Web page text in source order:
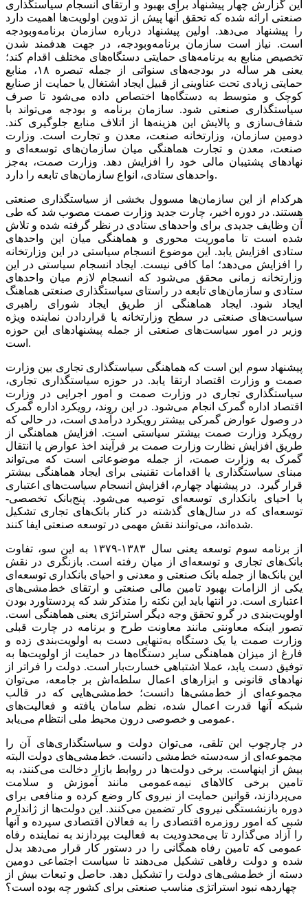
این گزارش چهار پیشنهاد برای بهبود و ارتقای انسجام سیاستگذاری
صنعتی ارائه شده که تحقق آنها پیش از تدوین اولویت‌ها اهمیت دارد
را پیشنهاد می‌دهد. اولین پیشنهاد درباره سازمان برنامه‌وبودجه
است. نیاز است سازمان برنامه‌وبودجه، در جهت هدفمند شدن
تخصیص منابع به برنامه‌های حمایتی دستگاه‌های مختلف اقدام کند؛
یعنی هر ساله در بودجه‌های سنواتی از جمله تبصره ۱۸، منابع
حمایتی زیادی تحت عناوینی از قبیل ایجاد اشتغال یا حمایت از صنایع
کوچک و متوسط به دستگاه‌ها اختصاص داده می‌شود تا صرف
سیاستگذاری صنعتی شود. سازمان برنامه و بودجه می‌تواند با
شفاف‌سازی و پالایش این هزینه‌ها از اتلاف منابع جلوگیری کند.
دومین سازمان، وزارتخانه صنعت، معدن و تجارت است. وزارت
صنعت، معدن و تجارت هماهنگی میان سازمان‌های توسعه‌ای و
نهادهای پشتیبان مالی خود را افزایش دهد. وزارت صمت، به‌جز
واحدهای ستادی، انواع سازمان‌های تابعه را دارد.
هرکدام از این سازمان‌ها مسوول بخشی از سیاستگذاری صنعتی
هستند. در دوره اخیر، چارت جدید وزارت صمت مصوب شد که طی
آن وظایف جدیدی برای واحدهای ستادی در نظر گرفته شده و تلاش
شده است تا ماموریت محوری و هماهنگی میان این واحدهای
ستادی افزایش یابد. این موضوع انسجام سیاستی در این وزارتخانه
را افزایش می‌دهد؛ اما کافی نیست. ایجاد انسجام سیاستی در این
وزارتخانه زمانی محقق می‌شود که انسجام لازم میان واحدهای
ستادی و سازمان‌های تابعه در راستای سیاستگذاری صنعتی هماهنگ
ایجاد شود. ایجاد هماهنگی از طریق ایجاد شورای راهبری
سیاست‌های صنعتی در سطح وزارتخانه یا قراردادن نماینده ویژه
وزیر در امور سیاست‌های صنعتی از جمله پیشنهادهای این حوزه
است.
پیشنهاد سوم این است که هماهنگی سیاستگذاری تجاری بین وزارت
صمت و وزارت اقتصاد ارتقا یابد. در حوزه سیاستگذاری تجاری،
سیاستگذاری تجاری در وزارت صمت و امور اجرایی در وزارت
اقتصاد اداره گمرک انجام می‌شود. در این روند، رویکرد اداره گمرک
در وصول عوارض گمرکی بیشتر رویکرد درآمدی است، در حالی که
رویکرد وزارت صمت بیشتر سیاستی است. افزایش هماهنگی از
طریق افزایش نظارت وزارت صمت بر فرآیند اخذ عوارض یا انتقال
گمرک به وزارت صمت، از جمله موضوعاتی است که می‌تواند
مبنای سیاستگذاری یا اقدامات تقنینی برای ایجاد هماهنگی بیشتر
قرار گیرد. در پیشنهاد چهارم، افزایش انسجام سیاست‌های اعتباری
با احیای بانکداری توسعه‌ای توصیه می‌شود. پنج‌بانک تخصصی-
توسعه‌ای که در سال‌های گذشته در کنار بانک‌های تجاری تشکیل
شده‌اند، می‌توانند نقش مهمی در توسعه صنعتی ایفا کنند.
از برنامه سوم توسعه یعنی سال ۱۳۸۳-۱۳۷۹ به این سو، تفاوت
بانک‌های تجاری و توسعه‌ای از میان رفته است. بازنگری در نقش
این بانک‌ها از جمله بانک صنعتی و معدنی و احیای بانکداری توسعه‌ای
یکی از الزامات بهبود تامین مالی صنعتی و ارتقای خط‌مشی‌های
اعتباری است. در انتها باید این نکته را متذکر شد که پردستاورد بودن
اولویت‌بندی در گرو تحقق وجه دیگر استراتژی یعنی هماهنگی است.
تصور اینکه معاونتی مانند معاونت طرح و برنامه در چارت قبلی
وزارت صمت یا یک دستگاه به‌تنهایی دست به اولویت‌بندی زده و
فارغ از میزان هماهنگی سایر دستگاه‌ها در حمایت از اولویت‌ها به
توفیق دست یابد، عملا اشتباهی خسارت‌بار است. دولت را فراتر از
نهادهای قانونی و ابزارهای اعمال سلطه‌اش بر جامعه، می‌توان
مجموعه‌ای از خط‌مشی‌ها دانست؛ خط‌مشی‌هایی که در قالب
شبکه آنها قدرت اعمال شده، نظم سامان یافته و فعالیت‌های
عمومی و خصوصی درون محیط ملی انتظام می‌یابد.
در چارچوب این تلقی، می‌توان دولت و سیاستگذاری‌های آن را
مجموعه‌ای از سه‌دسته خط‌مشی دانست. خط‌مشی‌های دولت البته
بیش از اینهاست. برخی دولت‌ها در روابط بازار دخالت می‌کنند، به
تامین برخی کالاهای نیمه‌عمومی مانند آموزش و سلامت
می‌پردازند، قوانین حمایت از نیروی کار وضع کرده و منافعی برای
دوره بازنشستگی نیروی کار تضمین می‌کنند. این دولت‌ها از ژاندارم
شبی که امور روزمره اقتصادی را به فعالان اقتصادی سپرده و آنها
را آزاد می‌گذارد تا بی‌محدودیت به فعالیت بپردازند به نماینده رفاه
عمومی که تامین رفاه همگانی را در دستور کار قرار می‌دهد بدل
شده و دولت رفاهی تشکیل می‌دهند تا سیاست اجتماعی دومین
دسته از خط‌مشی‌های دولت را تشکیل دهد. حاصل و تبعات بیش از
چهاردهه نبود استراتژی مناسب صنعتی برای کشور چه بوده است؟